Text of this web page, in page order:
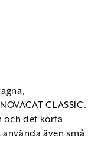
CLASSIC.
och det korta
även små